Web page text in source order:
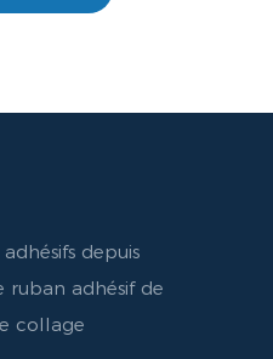
depuis
ruban adhésif de
collage